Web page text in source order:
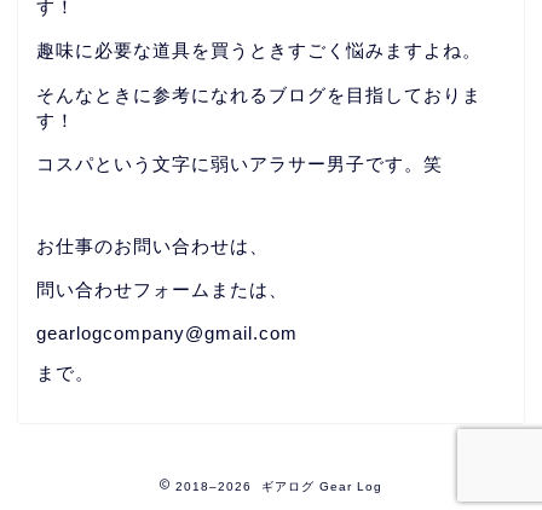
す！
趣味に必要な道具を買うときすごく悩みますよね。
そんなときに参考になれるブログを目指しておりま
す！
コスパという文字に弱いアラサー男子です。笑
お仕事のお問い合わせは、
問い合わせフォームまたは、
gearlogcompany@gmail.com
まで。
2018–2026 ギアログ Gear Log